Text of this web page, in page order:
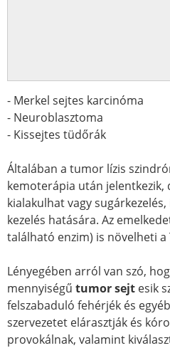
- Merkel sejtes karcinóma
- Neuroblasztoma
- Kissejtes tüdőrák
Általában a tumor lízis
kemoterápia után jelentkezik,
kialakulhat vagy
kezelés hatására. Az
található enzim) is növelheti a
Lényegében arról van szó,
mennyiségű tumor sejt esik
felszabaduló fehérjék és
szervezetet elárasztják és
provokálnak, valamint